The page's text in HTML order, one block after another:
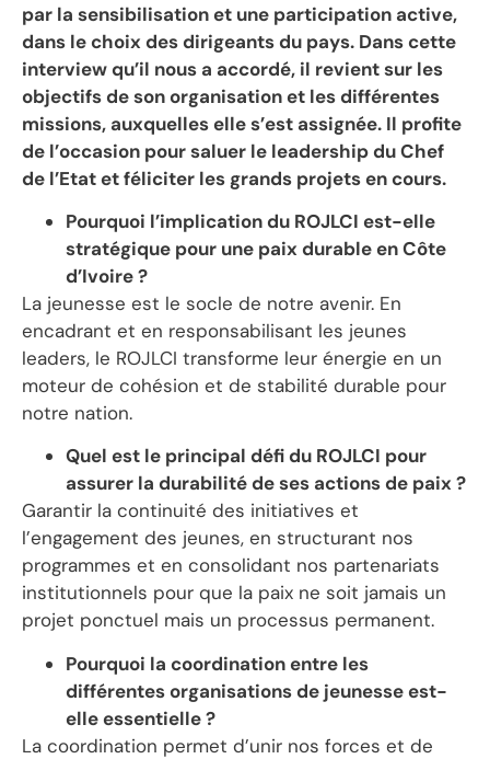
par la sensibilisation et une participation active,
dans le choix des dirigeants du pays. Dans cette
interview qu’il nous a accordé, il revient sur les
objectifs de son organisation et les différentes
missions, auxquelles elle s’est assignée. Il profite
de l’occasion pour saluer le leadership du Chef
de l’Etat et féliciter les grands projets en cours.
Pourquoi l’implication du ROJLCI est-elle
stratégique pour une paix durable en Côte
d’Ivoire ?
La jeunesse est le socle de notre avenir. En
encadrant et en responsabilisant les jeunes
leaders, le ROJLCI transforme leur énergie en un
moteur de cohésion et de stabilité durable pour
notre nation.
Quel est le principal défi du ROJLCI pour
assurer la durabilité de ses actions de paix ?
Garantir la continuité des initiatives et
l’engagement des jeunes, en structurant nos
programmes et en consolidant nos partenariats
institutionnels pour que la paix ne soit jamais un
projet ponctuel mais un processus permanent.
Pourquoi la coordination entre les
différentes organisations de jeunesse est-
elle essentielle ?
La coordination permet d’unir nos forces et de